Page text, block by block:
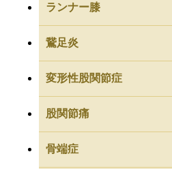
ランナー膝
鵞足炎
変形性股関節症
股関節痛
骨端症